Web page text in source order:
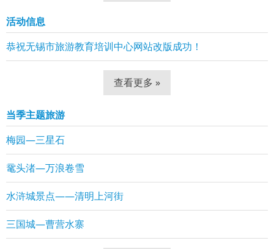
活动信息
恭祝无锡市旅游教育培训中心网站改版成功！
查看更多 »
当季主题旅游
梅园—三星石
鼋头渚—万浪卷雪
水浒城景点——清明上河街
三国城—曹营水寨